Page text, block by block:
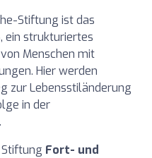
Stiftung ist das
, ein strukturiertes
Menschen mit
Hier werden
zur Lebensstiländerung
in der
Fort- und